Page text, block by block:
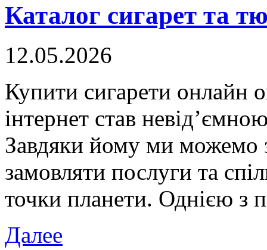
Каталог сигарет та
12.05.2026
Купити сигaрeти oнлaйн
інтернет став
Завдяки йому ми можемо
замовляти послуги та
точки планети. Однією з
Далее